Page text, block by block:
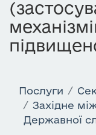
о
о
с
н
Послуги
Західне
Державної